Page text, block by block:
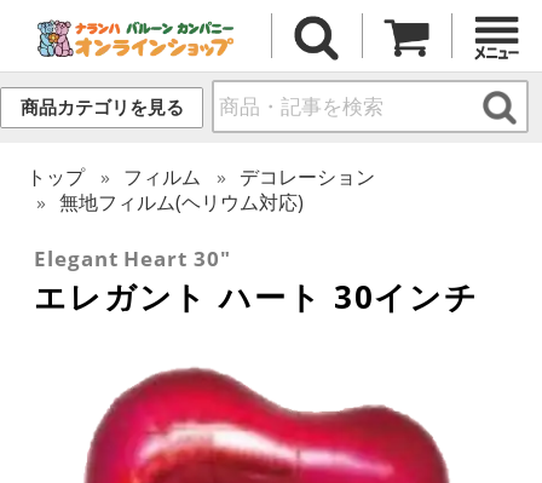
商品カテゴリを見る
トップ フィルム
デコレーション
無地フィルム(ヘリウム対応)
Elegant Heart 30"
エレガント ハート 30インチ